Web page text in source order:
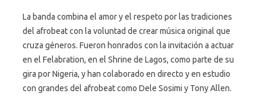
La banda combina el amor y el respeto por las tradiciones
del afrobeat con la voluntad de crear música original que
cruza géneros. Fueron honrados con la invitación a actuar
en el Felabration, en el Shrine de Lagos, como parte de su
gira por Nigeria, y han colaborado en directo y en estudio
con grandes del afrobeat como Dele Sosimi y Tony Allen.